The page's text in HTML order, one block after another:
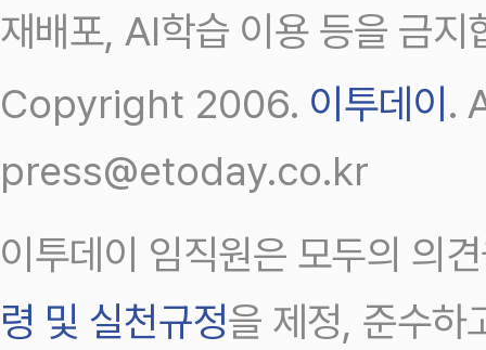
재배포, AI학습 이용 등을 금지
Copyright 2006. 이투데이 .
press@etoday.co.kr
이투데이 임직원은 모두의 의
령 및 실천규정을 제정, 준수하